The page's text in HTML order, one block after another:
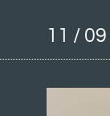
11 /